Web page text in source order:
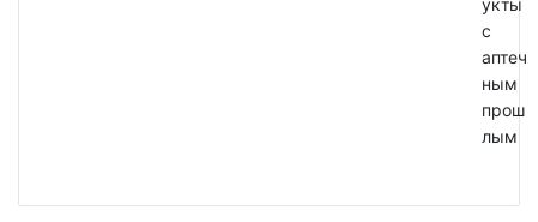
укты
с
аптеч
ным
прош
лым